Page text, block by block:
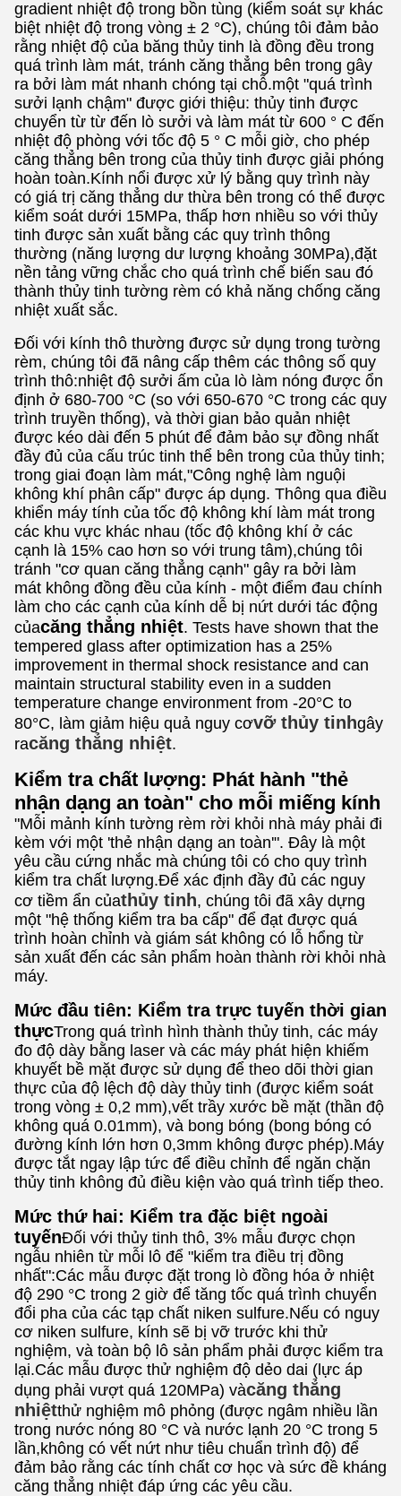
gradient nhiệt độ trong bồn tùng (kiểm soát sự khác
biệt nhiệt độ trong vòng ± 2 °C), chúng tôi đảm bảo
rằng nhiệt độ của băng thủy tinh là đồng đều trong
quá trình làm mát, tránh căng thẳng bên trong gây
ra bởi làm mát nhanh chóng tại chỗ.một "quá trình
sưởi lạnh chậm" được giới thiệu: thủy tinh được
chuyển từ từ đến lò sưởi và làm mát từ 600 ° C đến
nhiệt độ phòng với tốc độ 5 ° C mỗi giờ, cho phép
căng thẳng bên trong của thủy tinh được giải phóng
hoàn toàn.Kính nổi được xử lý bằng quy trình này
có giá trị căng thẳng dư thừa bên trong có thể được
kiểm soát dưới 15MPa, thấp hơn nhiều so với thủy
tinh được sản xuất bằng các quy trình thông
thường (năng lượng dư lượng khoảng 30MPa),đặt
nền tảng vững chắc cho quá trình chế biến sau đó
thành thủy tinh tường rèm có khả năng chống căng
nhiệt xuất sắc.
Đối với kính thô thường được sử dụng trong tường
rèm, chúng tôi đã nâng cấp thêm các thông số quy
trình thô:nhiệt độ sưởi ấm của lò làm nóng được ổn
định ở 680-700 °C (so với 650-670 °C trong các quy
trình truyền thống), và thời gian bảo quản nhiệt
được kéo dài đến 5 phút để đảm bảo sự đồng nhất
đầy đủ của cấu trúc tinh thể bên trong của thủy tinh;
trong giai đoạn làm mát,"Công nghệ làm nguội
không khí phân cấp" được áp dụng. Thông qua điều
khiển máy tính của tốc độ không khí làm mát trong
các khu vực khác nhau (tốc độ không khí ở các
cạnh là 15% cao hơn so với trung tâm),chúng tôi
tránh "cơ quan căng thẳng cạnh" gây ra bởi làm
mát không đồng đều của kính - một điểm đau chính
làm cho các cạnh của kính dễ bị nứt dưới tác động
củacăng thẳng nhiệt. Tests have shown that the
tempered glass after optimization has a 25%
improvement in thermal shock resistance and can
maintain structural stability even in a sudden
temperature change environment from -20°C to
80°C, làm giảm hiệu quả nguy cơvỡ thủy tinhgây
racăng thẳng nhiệt.
Kiểm tra chất lượng: Phát hành "thẻ
nhận dạng an toàn" cho mỗi miếng kính
"Mỗi mảnh kính tường rèm rời khỏi nhà máy phải đi
kèm với một 'thẻ nhận dạng an toàn'". Đây là một
yêu cầu cứng nhắc mà chúng tôi có cho quy trình
kiểm tra chất lượng.Để xác định đầy đủ các nguy
cơ tiềm ẩn củathủy tinh, chúng tôi đã xây dựng
một "hệ thống kiểm tra ba cấp" để đạt được quá
trình hoàn chỉnh và giám sát không có lỗ hổng từ
sản xuất đến các sản phẩm hoàn thành rời khỏi nhà
máy.
Mức đầu tiên: Kiểm tra trực tuyến thời gian
thựcTrong quá trình hình thành thủy tinh, các máy
đo độ dày bằng laser và các máy phát hiện khiếm
khuyết bề mặt được sử dụng để theo dõi thời gian
thực của độ lệch độ dày thủy tinh (được kiểm soát
trong vòng ± 0,2 mm),vết trầy xước bề mặt (thần độ
không quá 0.01mm), và bong bóng (bong bóng có
đường kính lớn hơn 0,3mm không được phép).Máy
được tắt ngay lập tức để điều chỉnh để ngăn chặn
thủy tinh không đủ điều kiện vào quá trình tiếp theo.
Mức thứ hai: Kiểm tra đặc biệt ngoài
tuyếnĐối với thủy tinh thô, 3% mẫu được chọn
ngẫu nhiên từ mỗi lô để "kiểm tra điều trị đồng
nhất":Các mẫu được đặt trong lò đồng hóa ở nhiệt
độ 290 °C trong 2 giờ để tăng tốc quá trình chuyển
đổi pha của các tạp chất niken sulfure.Nếu có nguy
cơ niken sulfure, kính sẽ bị vỡ trước khi thử
nghiệm, và toàn bộ lô sản phẩm phải được kiểm tra
lại.Các mẫu được thử nghiệm độ dẻo dai (lực áp
dụng phải vượt quá 120MPa) vàcăng thẳng
nhiệtthử nghiệm mô phỏng (được ngâm nhiều lần
trong nước nóng 80 °C và nước lạnh 20 °C trong 5
lần,không có vết nứt như tiêu chuẩn trình độ) để
đảm bảo rằng các tính chất cơ học và sức đề kháng
căng thẳng nhiệt đáp ứng các yêu cầu.